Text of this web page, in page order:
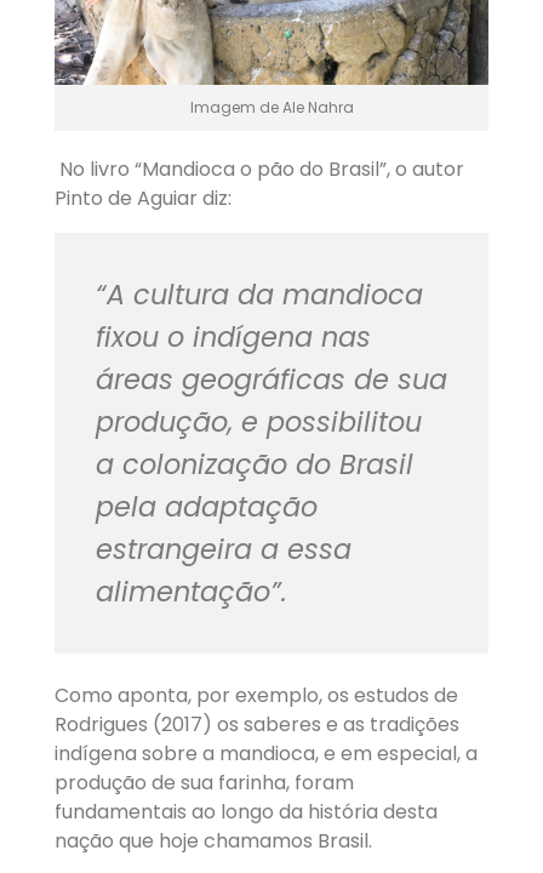
Imagem de Ale Nahra
No livro “Mandioca o pão do Brasil”, o autor
Pinto de Aguiar diz:
“A cultura da mandioca
fixou o indígena nas
áreas geográficas de sua
produção, e possibilitou
a colonização do Brasil
pela adaptação
estrangeira a essa
alimentação”.
Como aponta, por exemplo, os estudos de
Rodrigues (2017) os saberes e as tradições
indígena sobre a mandioca, e em especial, a
produção de sua farinha, foram
fundamentais ao longo da história desta
nação que hoje chamamos Brasil.